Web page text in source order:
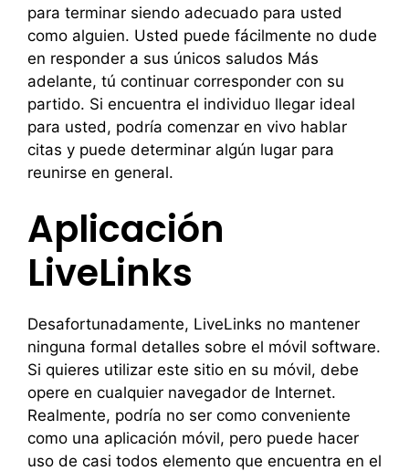
para terminar siendo adecuado para usted
como alguien. Usted puede fácilmente no dude
en responder a sus únicos saludos Más
adelante, tú continuar corresponder con su
partido. Si encuentra el individuo llegar ideal
para usted, podría comenzar en vivo hablar
citas y puede determinar algún lugar para
reunirse en general.
Aplicación
LiveLinks
Desafortunadamente, LiveLinks no mantener
ninguna formal detalles sobre el móvil software.
Si quieres utilizar este sitio en su móvil, debe
opere en cualquier navegador de Internet.
Realmente, podría no ser como conveniente
como una aplicación móvil, pero puede hacer
uso de casi todos elemento que encuentra en el